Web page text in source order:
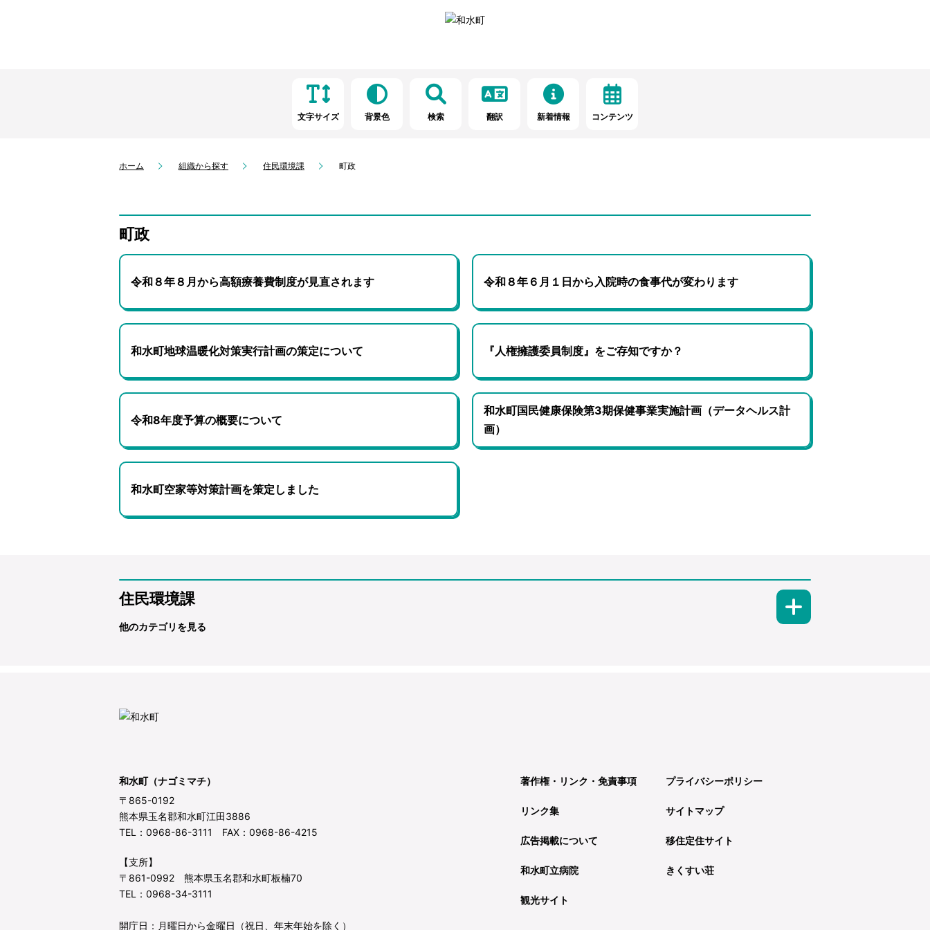
文字サイズ 背景色 検索 翻訳 新着情報 コンテンツ
ホーム 組織から探す 住民環境課 町政
町政
令和８年８月から高額療養費制度が見直されます 令和８年６月１日から入院時の食事代が変わります
和水町地球温暖化対策実行計画の策定について 『人権擁護委員制度』をご存知ですか？
令和8年度予算の概要について
和水町国民健康保険第3期保健事業実施計画（データヘルス計
画）
和水町空家等対策計画を策定しました
住民環境課
他のカテゴリを見る
和水町（ナゴミマチ）
〒865-0192
熊本県玉名郡和水町江田3886
TEL：0968-86-3111 FAX：0968-86-4215
【支所】
〒861-0992 熊本県玉名郡和水町板楠70
TEL：0968-34-3111
開庁日：月曜日から金曜日（祝日、年末年始を除く）
著作権・リンク・免責事項 プライバシーポリシー
リンク集 サイトマップ
広告掲載について 移住定住サイト
和水町立病院 きくすい荘
観光サイト